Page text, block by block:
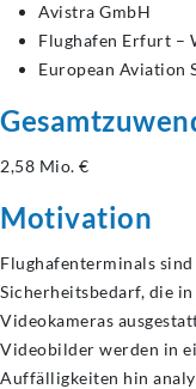
Avistra GmbH
Flughafen Erfurt –
European Aviation
2,58 Mio. €
Motivation
Flughafenterminals
Sicherheitsbedarf, die
Videokameras
Videobilder werden in
Auffälligkeiten hin